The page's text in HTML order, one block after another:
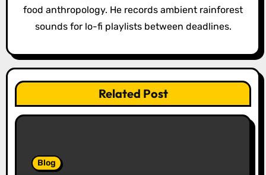
food anthropology. He records ambient rainforest
sounds for lo-fi playlists between deadlines.
Related Post
Blog